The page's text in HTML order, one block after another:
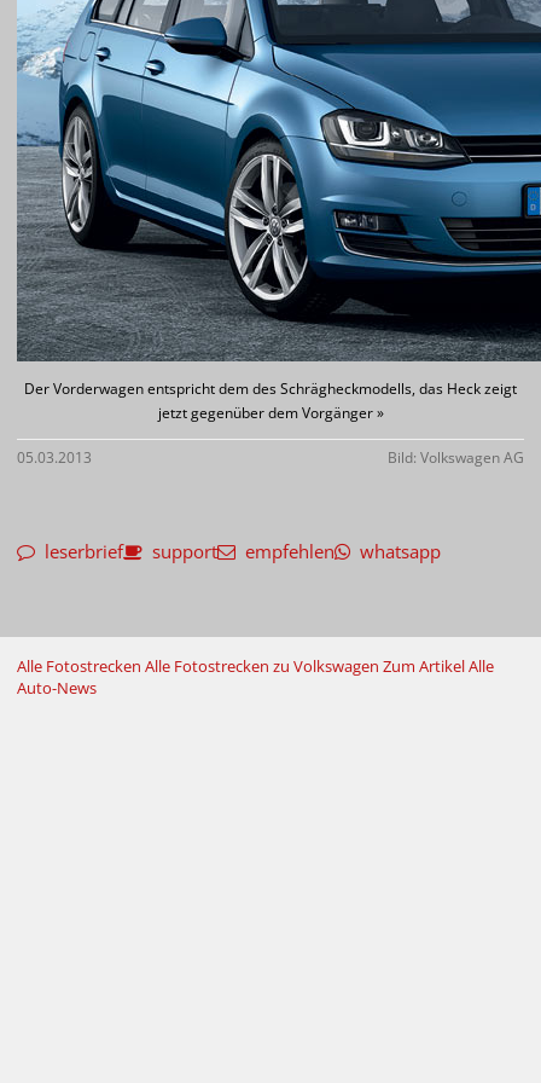
Der Vorderwagen entspricht dem des Schrägheckmodells, das Heck zeigt
jetzt gegenüber dem Vorgänger »
05.03.2013 Bild: Volkswagen AG
leserbrief support empfehlen whatsapp
Alle Fotostrecken Alle Fotostrecken zu Volkswagen Zum ArtikelAlle
Auto-News